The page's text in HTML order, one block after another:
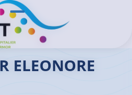
Ouvrir/Fermer le menu
MONNIER
ELEONORE